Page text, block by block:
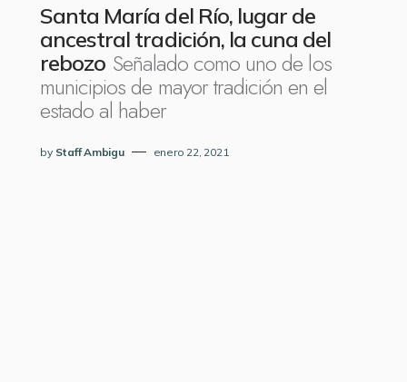
Santa María del Río, lugar de
ancestral tradición, la cuna del
rebozo Señalado como uno de los
municipios de mayor tradición en el
estado al haber
by Staff Ambigu enero 22, 2021